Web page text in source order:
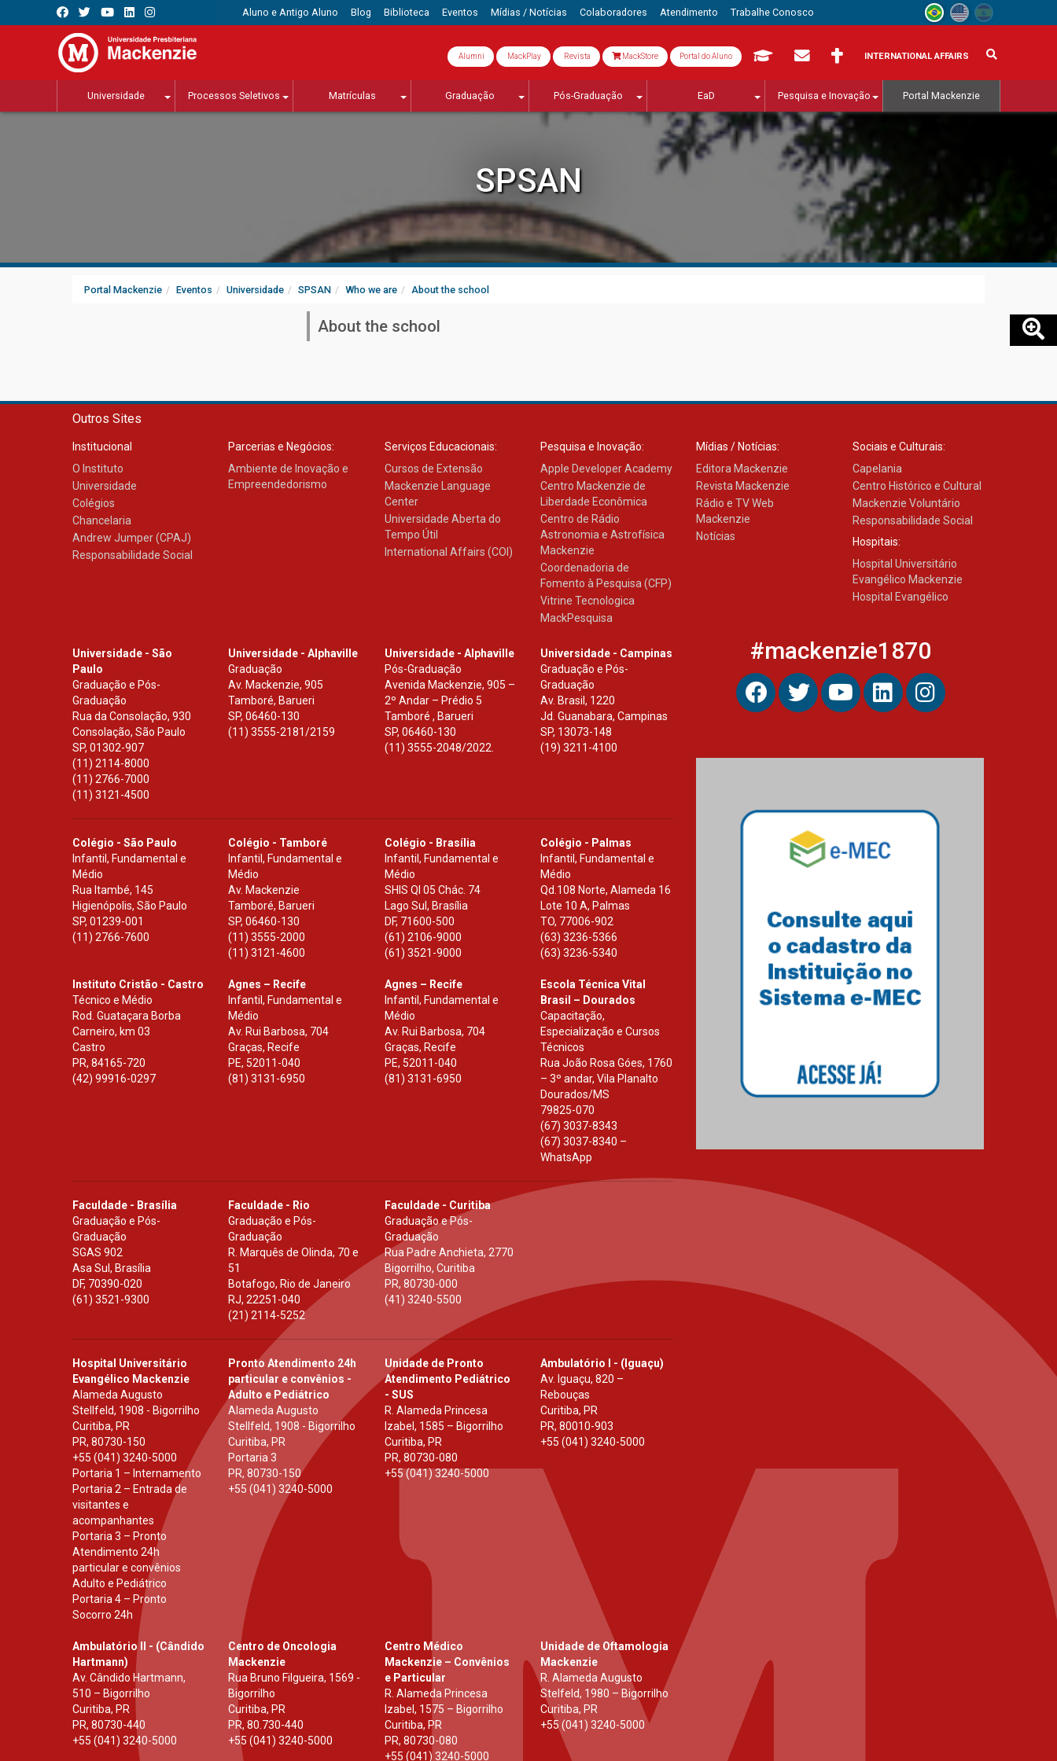
Aluno e Antigo Aluno Blog Biblioteca Eventos Mídias / Notícias Colaboradores Atendimento Trabalhe Conosco
Alumni MackPlay Revista MackStore Portal do Aluno INTERNATIONAL AFFAIRS
Universidade Processos Seletivos Matrículas Graduação Pós-Graduação EaD Pesquisa e Inovação Portal Mackenzie
SPSAN
Portal Mackenzie Eventos Universidade SPSAN Who we are About the school
About the school
Outros Sites
Institucional
O Instituto
Universidade
Colégios
Chancelaria
Andrew Jumper (CPAJ)
Responsabilidade Social
Parcerias e Negócios:
Ambiente de Inovação e
Empreendedorismo
Serviços Educacionais:
Cursos de Extensão
Mackenzie Language
Center
Universidade Aberta do
Tempo Útil
International Affairs (COI)
Pesquisa e Inovação:
Apple Developer Academy
Centro Mackenzie de
Liberdade Econômica
Centro de Rádio
Astronomia e Astrofísica
Mackenzie
Coordenadoria de
Fomento à Pesquisa (CFP)
Vitrine Tecnologica
MackPesquisa
Mídias / Notícias:
Editora Mackenzie
Revista Mackenzie
Rádio e TV Web
Mackenzie
Notícias
Sociais e Culturais:
Capelania
Centro Histórico e Cultural
Mackenzie Voluntário
Responsabilidade Social
Hospitais:
Hospital Universitário
Evangélico Mackenzie
Hospital Evangélico
Universidade - São
Paulo
Graduação e Pós-
Graduação
Rua da Consolação, 930
Consolação, São Paulo
SP, 01302-907
(11) 2114-8000
(11) 2766-7000
(11) 3121-4500
Universidade - Alphaville
Graduação
Av. Mackenzie, 905
Tamboré, Barueri
SP,06460-130
(11) 3555-2181/2159
Universidade - Alphaville
Pós-Graduação
Avenida Mackenzie, 905 –
2º Andar – Prédio 5
Tamboré , Barueri
SP, 06460-130
(11) 3555-2048/2022.
Universidade - Campinas
Graduação e Pós-
Graduação
Av. Brasil, 1220
Jd. Guanabara, Campinas
SP, 13073-148
(19) 3211-4100
Colégio - São Paulo
Infantil, Fundamental e
Médio
Rua Itambé, 145
Higienópolis, São Paulo
SP, 01239-001
(11) 2766-7600
Colégio - Tamboré
Infantil, Fundamental e
Médio
Av. Mackenzie
Tamboré, Barueri
SP,06460-130
(11) 3555-2000
(11) 3121-4600
Colégio - Brasília
Infantil, Fundamental e
Médio
SHIS Ql 05 Chác. 74
Lago Sul, Brasília
DF, 71600-500
(61) 2106-9000
(61) 3521-9000
Colégio - Palmas
Infantil, Fundamental e
Médio
Qd.108 Norte, Alameda 16
Lote 10 A, Palmas
TO, 77006-902
(63) 3236-5366
(63) 3236-5340
Instituto Cristão - Castro
Técnico e Médio
Rod. Guataçara Borba
Carneiro, km 03
Castro
PR, 84165-720
(42) 99916-0297
Agnes – Recife
Infantil, Fundamental e
Médio
Av. Rui Barbosa, 704
Graças, Recife
PE, 52011-040
(81) 3131-6950
Agnes – Recife
Infantil, Fundamental e
Médio
Av. Rui Barbosa, 704
Graças, Recife
PE, 52011-040
(81) 3131-6950
Escola Técnica Vital
Brasil – Dourados
Capacitação,
Especialização e Cursos
Técnicos
Rua João Rosa Góes, 1760
– 3º andar, Vila Planalto
Dourados/MS
79825-070
(67) 3037-8343
(67) 3037-8340 –
WhatsApp
Faculdade - Brasília
Graduação e Pós-
Graduação
SGAS 902
Asa Sul, Brasília
DF, 70390-020
(61) 3521-9300
Faculdade - Rio
Graduação e Pós-
Graduação
R. Marquês de Olinda, 70 e
51
Botafogo, Rio de Janeiro
RJ,22251-040
(21) 2114-5252
Faculdade - Curitiba
Graduação e Pós-
Graduação
Rua Padre Anchieta, 2770
Bigorrilho, Curitiba
PR, 80730-000
(41) 3240-5500
Hospital Universitário
Evangélico Mackenzie
Alameda Augusto
Stellfeld, 1908 - Bigorrilho
Curitiba, PR
PR, 80730-150
+55 (041) 3240-5000
Portaria 1 – Internamento
Portaria 2 – Entrada de
visitantes e
acompanhantes
Portaria 3 – Pronto
Atendimento 24h
particular e convênios
Adulto e Pediátrico
Portaria 4 – Pronto
Socorro 24h
Pronto Atendimento 24h
particular e convênios -
Adulto e Pediátrico
Alameda Augusto
Stellfeld, 1908 - Bigorrilho
Curitiba, PR
Portaria 3
PR,80730-150
+55 (041) 3240-5000
Unidade de Pronto
Atendimento Pediátrico
- SUS
R. Alameda Princesa
Izabel, 1585 – Bigorrilho
Curitiba, PR
PR, 80730-080
+55 (041) 3240-5000
Ambulatório I - (Iguaçu)
Av. Iguaçu, 820 –
Rebouças
Curitiba, PR
PR, 80010-903
+55 (041) 3240-5000
Ambulatório II - (Cândido
Hartmann)
Av. Cândido Hartmann,
510 – Bigorrilho
Curitiba, PR
PR, 80730-440
+55 (041) 3240-5000
Centro de Oncologia
Mackenzie
Rua Bruno Filgueira, 1569 -
Bigorrilho
Curitiba, PR
PR,80.730-440
+55 (041) 3240-5000
Centro Médico
Mackenzie – Convênios
e Particular
R. Alameda Princesa
Izabel, 1575 – Bigorrilho
Curitiba, PR
PR, 80730-080
+55 (041) 3240-5000
Unidade de Oftamologia
Mackenzie
R. Alameda Augusto
Stelfeld, 1980 – Bigorrilho
Curitiba, PR
+55 (041) 3240-5000
#mackenzie1870